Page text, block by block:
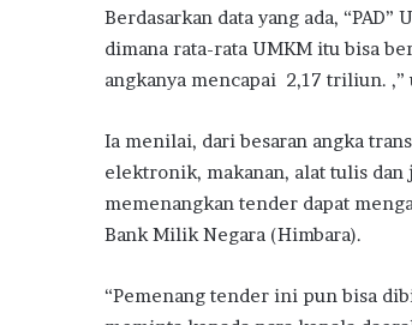
Berdasarkan data yang ada,
dimana rata-rata UMKM itu bisa
angkanya mencapai 2,17 triliun.
Ia menilai, dari besaran angka
elektronik, makanan, alat tulis dan
memenangkan tender dapat
Bank Milik Negara (Himbara).
“Pemenang tender ini pun bisa